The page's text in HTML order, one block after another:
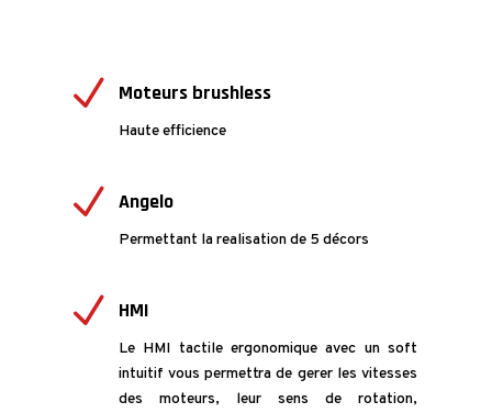
N Moteurs brushless
Haute efficience
N Angelo
Permettant la realisation de 5 décors
N HMI
Le HMI tactile ergonomique avec un soft
intuitif vous permettra de gerer les vitesses
des moteurs, leur sens de rotation,